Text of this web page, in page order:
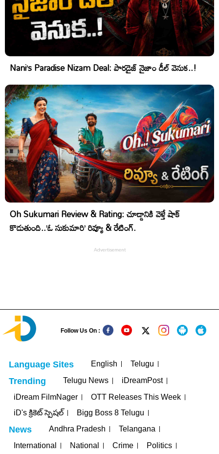
Nani’s Paradise Nizam Deal: పారడైజ్ నైజాం డీల్ వెనుక..!
Oh Sukumari Review & Rating: చూడ్డానికి వెళ్తే షాక్
కొడుతుంది..’ఓ సుకుమారి’ రివ్యూ & రేటింగ్.
Follow Us On :
Language Sites English Telugu
Trending Telugu News
iDreamPost
iDream FilmNager
OTT Releases This Week
iD's క్రికెట్ స్పెషల్
Bigg Boss 8 Telugu
News Andhra Pradesh
Telangana
International
National Crime Politics